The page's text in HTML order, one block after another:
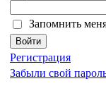
Запомнить
Регистрация
Забыли свой